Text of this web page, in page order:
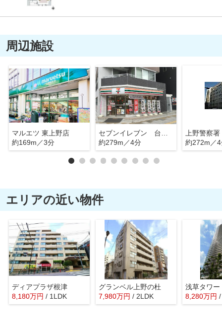
周辺施設
マルエツ 東上野店
約169m／3分
約279m／4分
上野警察署
約272m／
エリアの近い物件
ディアプラザ根津
8,180万円 / 1LDK
グランベル上野の杜
7,980万円 / 2LDK
浅草タワー
8,280万円